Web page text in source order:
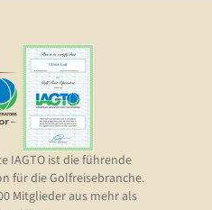
IAGTO ist die führende
für die Golfreisebranche.
Mitglieder aus mehr als